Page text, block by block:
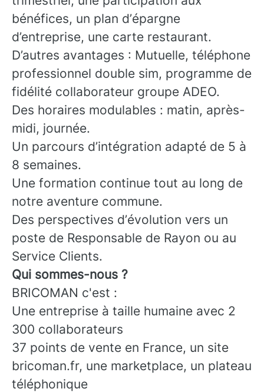
bénéfices, un plan d’épargne
d’entreprise, une carte restaurant.
D’autres avantages : Mutuelle, téléphone
professionnel double sim, programme de
fidélité collaborateur groupe ADEO.
Des horaires modulables : matin, après-
midi, journée.
Un parcours d’intégration adapté de 5 à
8 semaines.
Une formation continue tout au long de
notre aventure commune.
Des perspectives d’évolution vers un
poste de Responsable de Rayon ou au
Service Clients.
Qui sommes-nous ?
BRICOMAN c'est :
Une entreprise à taille humaine avec 2
300 collaborateurs
37 points de vente en France, un site
bricoman.fr, une marketplace, un plateau
téléphonique